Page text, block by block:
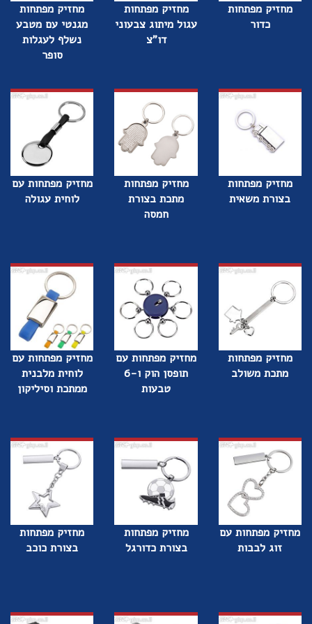
מחזיק מפתחות
כדור
מחזיק מפתחות
עגול מיתוג צבעוני
דו"צ
מחזיק מפתחות
מגנטי עם מטבע
נשלף לעגלות
סופר
מחזיק מפתחות
בצורת משאית
מחזיק מפתחות
מתכת בצורת
חמסה
מחזיק מפתחות עם
לוחית עגולה
מחזיק מפתחות
מתכת משולב
מחזיק מפתחות עם
תופסן הוק ו-6
טבעות
מחזיק מפתחות עם
לוחית מלבנית
ממתכת וסיליקון
מחזיק מפתחות עם
זוג לבבות
מחזיק מפתחות
בצורת כדורגל
מחזיק מפתחות
בצורת כוכב